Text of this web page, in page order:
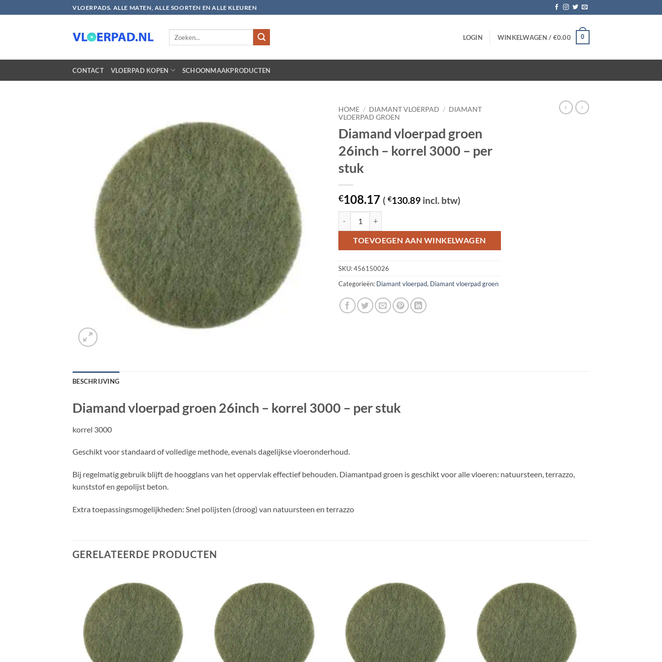
naar
VLOERPADS. ALLE MATEN, ALLE SOORTEN EN ALLE KLEUREN
LOGIN WINKELWAGEN / €0.00 0
CONTACT VLOERPAD KOPEN SCHOONMAAKPRODUCTEN
HOME / DIAMANT VLOERPAD / DIAMANT
VLOERPAD GROEN
Diamand vloerpad groen
26inch – korrel 3000 – per
stuk
€108.17 ( €130.89 incl. btw)
TOEVOEGEN AAN WINKELWAGEN
SKU:456150026
Categorieën: Diamant vloerpad, Diamant vloerpad groen
BESCHRIJVING
Diamand vloerpad groen 26inch – korrel 3000 – per stuk
korrel 3000
Geschikt voor standaard of volledige methode, evenals dagelijkse vloeronderhoud.
Bij regelmatig gebruik blijft de hoogglans van het oppervlak effectief behouden. Diamantpad groen is geschikt voor alle vloeren: natuursteen, terrazzo,
kunststof en gepolijst beton.
Extra toepassingsmogelijkheden: Snel polijsten (droog) van natuursteen en terrazzo
GERELATEERDE PRODUCTEN